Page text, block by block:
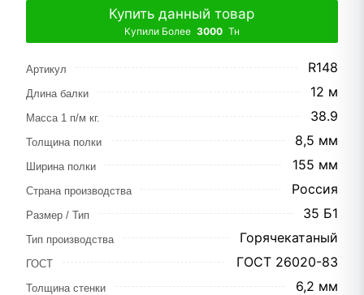
Купить данный товар
Купили Более 3000 Тн
Артикул R148
Длина балки 12 м
Масса 1 п/м кг. 38.9
Толщина полки 8,5 мм
Ширина полки 155 мм
Страна производства Россия
Размер / Тип 35 Б1
Тип производства Горячекатаный
ГОСТ ГОСТ 26020-83
Толщина стенки 6,2 мм